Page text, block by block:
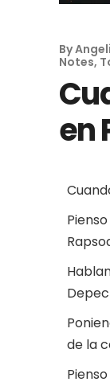
By
Notes,
en
de la